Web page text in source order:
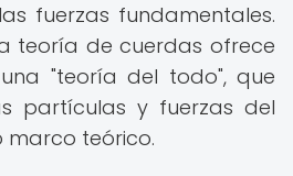
fuerzas fundamentales.
teoría de cuerdas ofrece
"teoría del todo", que
partículas y fuerzas del
marco teórico.